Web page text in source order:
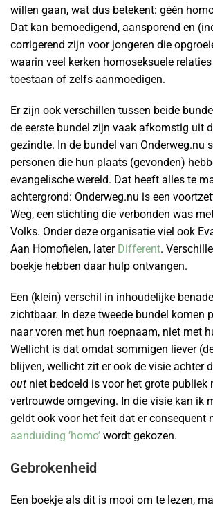
willen gaan, wat dus betekent: géén
Dat kan bemoedigend, aansporend en
corrigerend zijn voor jongeren die
waarin veel kerken homoseksuele
toestaan of zelfs aanmoedigen.
Er zijn ook verschillen tussen beide
de eerste bundel zijn vaak afkomstig uit
gezindte. In de bundel van Onderweg.nu
personen die hun plaats (gevonden)
evangelische wereld. Dat heeft alles te
achtergrond: Onderweg.nu is een
Weg, een stichting die verbonden was
Volks. Onder deze organisatie viel ook
Aan Homofielen, later Different.
boekje hebben daar hulp ontvangen.
Een (klein) verschil in inhoudelijke
zichtbaar. In deze tweede bundel komen
naar voren met hun roepnaam, niet met
Wellicht is dat omdat sommigen liever
blijven, wellicht zit er ook de visie achter
out niet bedoeld is voor het grote publiek
vertrouwde omgeving. In die visie kan ik
geldt ook voor het feit dat er consequent
aanduiding ’homo’ wordt gekozen.
Gebrokenheid
Een boekje als dit is mooi om te lezen,